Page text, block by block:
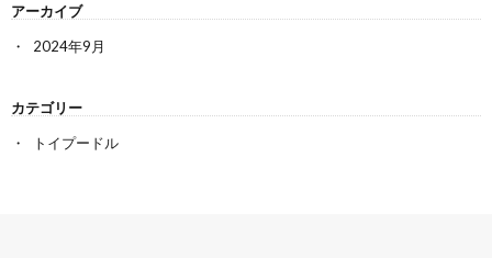
アーカイブ
2024年9月
カテゴリー
トイプードル